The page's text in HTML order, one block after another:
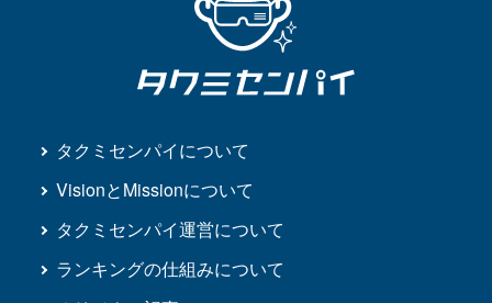
タクミセンパイについて
VisionとMissionについて
タクミセンパイ運営について
ランキングの仕組みについて